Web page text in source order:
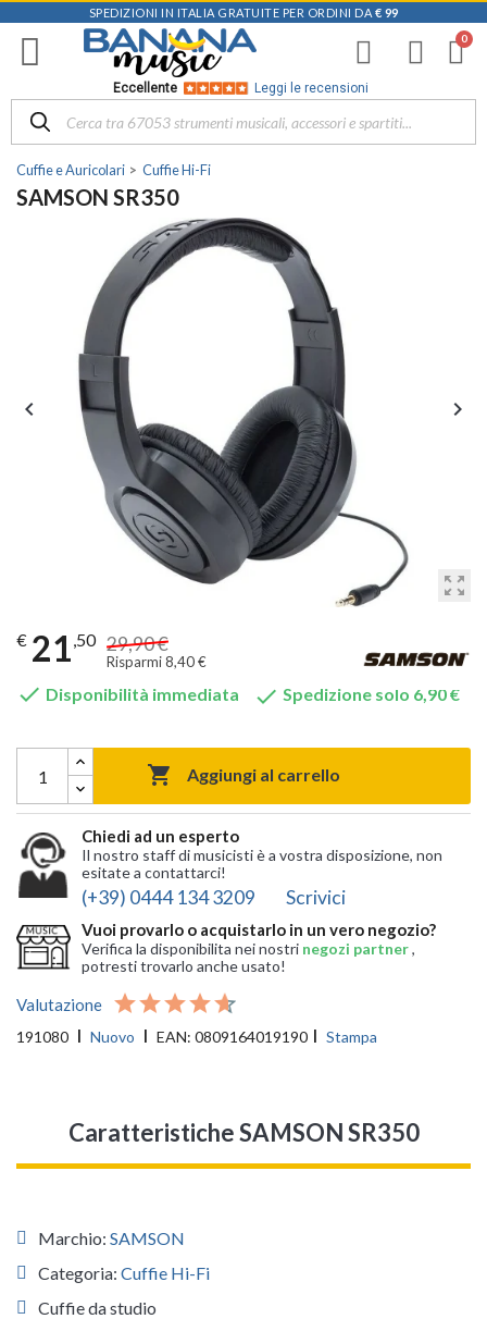
SPEDIZIONI IN ITALIA GRATUITE PER ORDINI DA € 99
Eccellente Leggi le recensioni
Cuffie e Auricolari Cuffie Hi-Fi
SAMSON SR350
zoom_out_map
 
€ 21,50 29,90 €
Risparmi 8,40 €
 Disponibilità immediata  Spedizione solo 6,90 €
 Aggiungi al carrello
Chiedi ad un esperto
Il nostro staff di musicisti è a vostra disposizione, non
esitate a contattarci!
(+39) 0444 134 3209 Scrivici
Vuoi provarlo o acquistarlo in un vero negozio?
Verifica la disponibilita nei nostri negozi partner,
potresti trovarlo anche usato!
Valutazione
191080 Nuovo EAN: 0809164019190 Stampa
Caratteristiche SAMSON SR350
Marchio: SAMSON
Categoria: Cuffie Hi-Fi
Cuffie da studio